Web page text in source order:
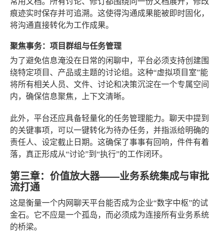
痕迹实时保存并可追溯。这使得沟通成果能被即时固化，
将沟通直接转化为工作成果。
聚焦事务：项目群组与任务管理
为了避免信息淹没在日常的闲聊中，平台必须支持创建围
绕特定项目、产品或主题的讨论组。这种“虚拟项目室”能
将所有相关人员、文件、讨论和决策沉淀在一个专属空间
内，确保信息聚焦，上下文清晰。
此外，平台还应具备轻量化的任务管理能力。聊天中提到
的关键事项，可以一键转化为待办任务，并指派给明确的
责任人、设定截止日期。这确保了事事有回响，件件有着
落，真正形成从“讨论”到“执行”的工作闭环。
第三章：价值放大器——业务系统集成与审批
流打通
这是衡量一个内网聊天平台能否成为企业“数字中枢”的试
金石。它不应是一个孤岛，而必须成为连接所有业务系统
的桥梁。